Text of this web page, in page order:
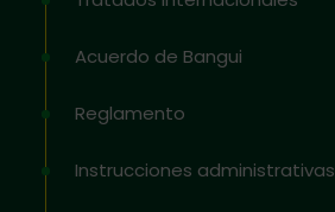
Acuerdo de Bangui
Reglamento
Instrucciones administrativas